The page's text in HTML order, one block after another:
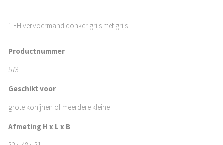
1 FH vervoermand donker grijs met grijs
Productnummer
573
Geschikt voor
grote konijnen of meerdere kleine
Afmeting H x L x B